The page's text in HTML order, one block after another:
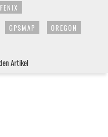
FENIX
GPSMAP
OREGON
Artikel